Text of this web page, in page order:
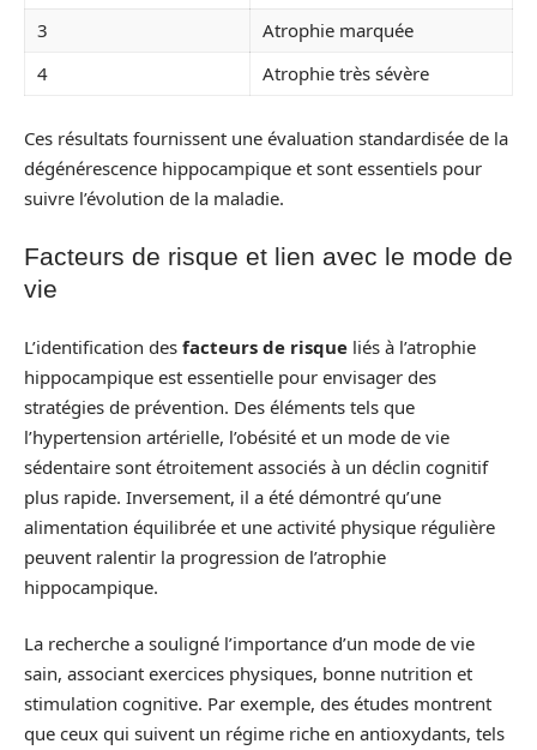
3
Atrophie marquée
4
Atrophie très sévère
Ces résultats fournissent une évaluation standardisée de la
dégénérescence hippocampique et sont essentiels pour
suivre l’évolution de la maladie.
Facteurs de risque et lien avec le mode de
vie
L’identification des facteurs de risque liés à l’atrophie
hippocampique est essentielle pour envisager des
stratégies de prévention. Des éléments tels que
l’hypertension artérielle, l’obésité et un mode de vie
sédentaire sont étroitement associés à un déclin cognitif
plus rapide. Inversement, il a été démontré qu’une
alimentation équilibrée et une activité physique régulière
peuvent ralentir la progression de l’atrophie
hippocampique.
La recherche a souligné l’importance d’un mode de vie
sain, associant exercices physiques, bonne nutrition et
stimulation cognitive. Par exemple, des études montrent
que ceux qui suivent un régime riche en antioxydants, tels